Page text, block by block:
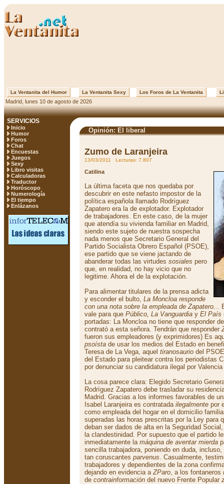
La Ventanita del Humor La Ventanita Sexy Los Foros de La Ventanita
Madrid, lunes 10 de agosto de 2026
SERVICIOS
Inicio
Humor
Foros
Chat
Encuestas
Juegos
Sexy
Libro visitas
Calculadoras
Traductor
Horóscopo
Numerología
El tiempo
Enlázanos
Opinión: El liberal
Zumo de Laranjeira
13/03/2011 Lecturas: 7.807
Catilina
La última faceta que nos quedaba por
descubrir en este nefasto impostor de la
política española llamado Rodríguez
Zapatero era la de explotador. Explotador
de trabajadores. En este caso, de la mujer
que atendía su vivienda familiar en Madrid,
siendo este sujeto de nuestra sospecha
nada menos que Secretario General del
Partido Socialista Obrero Español (PSOE),
ese partido que se viene jactando de
abanderar todas las virtudes sosiales pero
que, en realidad, no hay vicio que no
legitime. Ahora el de la explotación.
Para alimentar titulares de la prensa adicta
y esconder el bulto, La Moncloa responde
con una nota sobre la empleada de Zapatero‎...
vale para que Público, La Vanguardia y El País
portadas: La Moncloa no tiene que responder
contrató a esta señora. Tendrán que responder
fueron sus empleadores (y exprimidores) Es
psoísta de usar los medios del Estado en
Teresa de La Vega, aquel tiranosaurio del
del Estado para pleitear contra los periodistas
por denunciar su candidatura ilegal por
La cosa parece clara: Elegido Secretario
Rodríguez Zapatero debe trasladar su
Madrid. Gracias a los informes favorables de
Isabel Laranjeira es contratada ilegalmente por
como empleada del hogar en el domicilio
superadas las horas prescritas por la Ley para
deban ser dados de alta en la Seguridad
la clandestinidad. Por supuesto que el partido
inmediatamente la máquina de aventar mierda
sencilla trabajadora, poniendo en duda,
tan coruscantes parvenus. Casualmente,
trabajadores y dependientes de la zona
dejando en evidencia aZParo, a los fontaneros
de contrainformación del nuevo Frente Popular